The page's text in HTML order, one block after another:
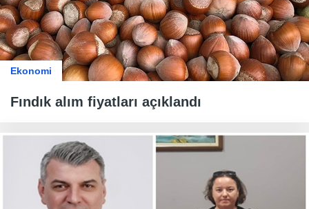
Ekonomi
Fındık alım fiyatları açıklandı